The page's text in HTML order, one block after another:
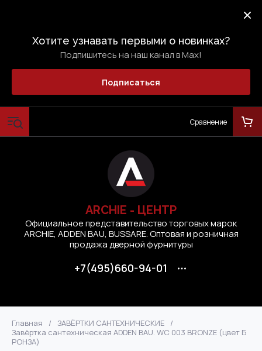
Хотите узнавать первыми о новинках?
Подпишитесь на наш канал в Max!
Подписаться
ARCHIE - ЦЕНТР
Официальное представительство торговых марок
ARCHIE, ADDEN BAU, BUSSARE. Оптовая и розничная
продажа дверной фурнитуры
+7(495)660-94-01
Сравнение
Главная / ЗАВЁРТКИ САНТЕХНИЧЕСКИЕ
/
Завёртка сантехническая ADDEN BAU. WC 003 BRONZE (цвет Б
РОНЗА)